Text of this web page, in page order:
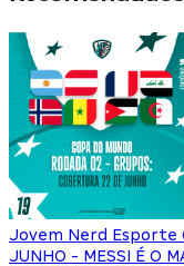
Jovem Nerd Esporte
JUNHO - MESSI É O